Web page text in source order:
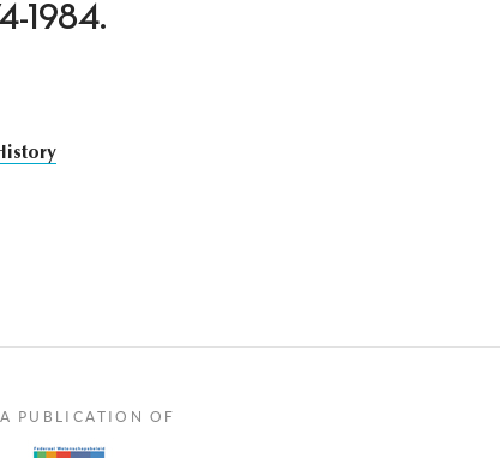
1984.
PUBLICATION OF